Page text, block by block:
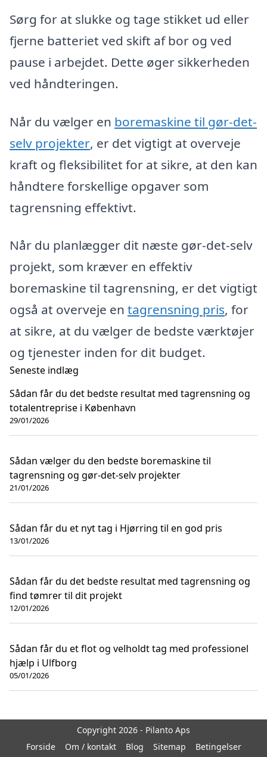
Sørg for at slukke og tage stikket ud eller
fjerne batteriet ved skift af bor og ved
pause i arbejdet. Dette øger sikkerheden
ved håndteringen.
Når du vælger en boremaskine til gør-det-
selv projekter, er det vigtigt at overveje
kraft og fleksibilitet for at sikre, at den kan
håndtere forskellige opgaver som
tagrensning effektivt.
Når du planlægger dit næste gør-det-selv
projekt, som kræver en effektiv
boremaskine til tagrensning, er det vigtigt
også at overveje en tagrensning pris, for
at sikre, at du vælger de bedste værktøjer
og tjenester inden for dit budget.
Seneste indlæg
Sådan får du det bedste resultat med tagrensning og
totalentreprise i København
29/01/2026
Sådan vælger du den bedste boremaskine til
tagrensning og gør-det-selv projekter
21/01/2026
Sådan får du et nyt tag i Hjørring til en god pris
13/01/2026
Sådan får du det bedste resultat med tagrensning og
find tømrer til dit projekt
12/01/2026
Sådan får du et flot og velholdt tag med professionel
hjælp i Ulfborg
05/01/2026
Copyright 2026 - Pilanto Aps
Forside
Om / kontakt Blog Sitemap Betingelser